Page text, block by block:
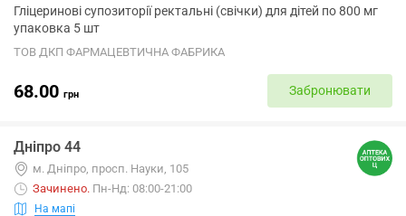
Гліцеринові супозиторії ректальні (свічки) для дітей по 800 мг
упаковка 5 шт
ТОВ ДКП ФАРМАЦЕВТИЧНА ФАБРИКА
68.00 грн Забронювати
Дніпро 44
м. Дніпро, просп. Науки, 105
Зачинено. Пн-Нд: 08:00-21:00
На мапі